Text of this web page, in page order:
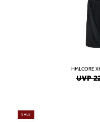
HMLCORE
UVP
SALE